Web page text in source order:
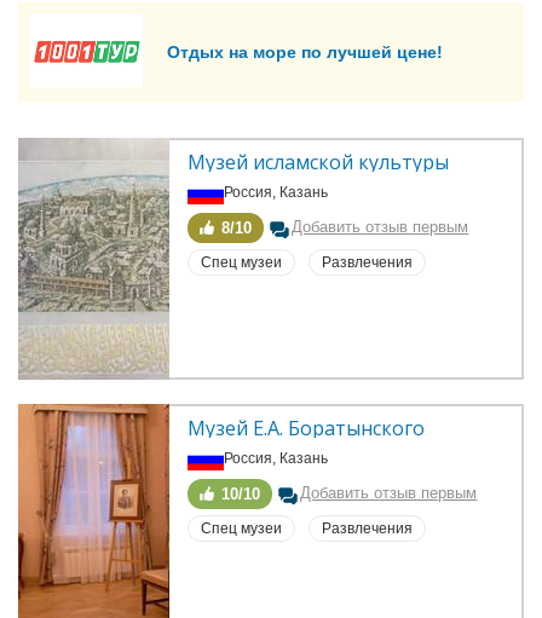
Отдых на море по лучшей цене!
Музей исламской культуры
Россия, Казань
8/10 Добавить отзыв первым
Спец музеи Развлечения
Музей Е.А. Боратынского
Россия, Казань
10/10 Добавить отзыв первым
Спец музеи Развлечения